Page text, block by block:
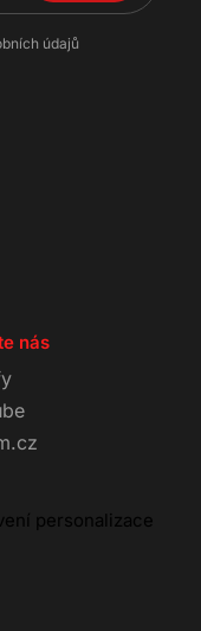
údajů
nás
personalizace